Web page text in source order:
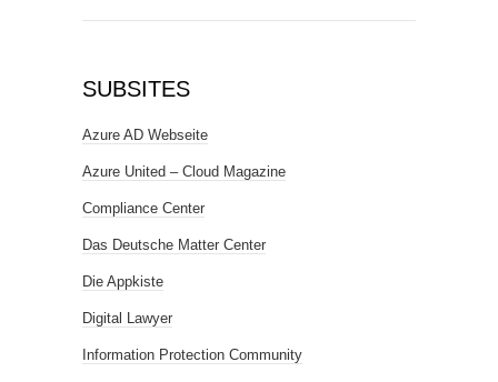
SUBSITES
Azure AD Webseite
Azure United – Cloud Magazine
Compliance Center
Das Deutsche Matter Center
Die Appkiste
Digital Lawyer
Information Protection Community